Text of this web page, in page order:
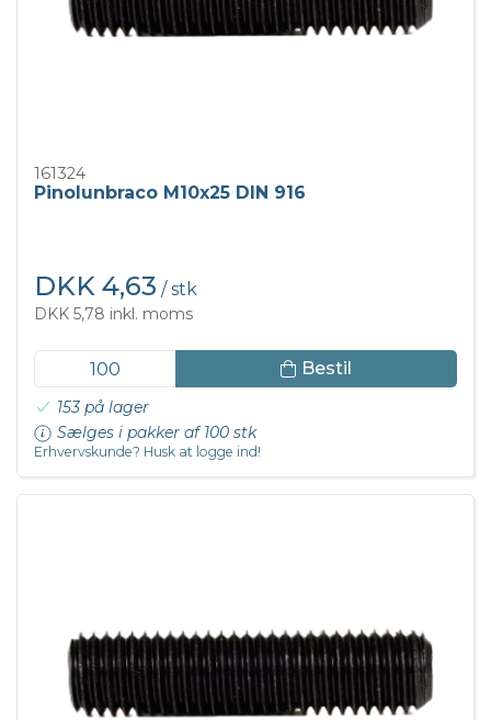
161324
Pinolunbraco M10x25 DIN 916
DKK 4,63 / stk
DKK 5,78 inkl. moms
Bestil
153 på lager
Sælges i pakker af 100 stk
Erhvervskunde? Husk at logge ind!